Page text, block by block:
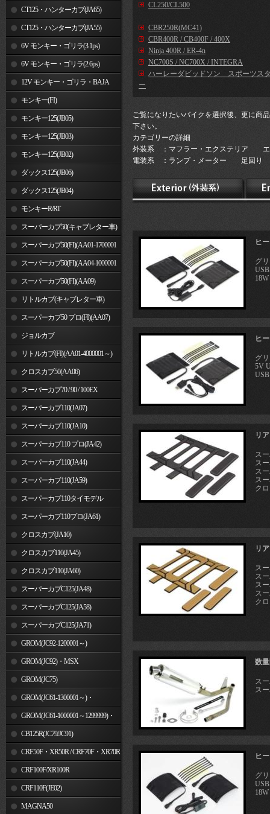
CT125・ハンターカブ(JA65)
CT125・ハンターカブ(JA55)
6V モンキー・ゴリラ(3.1ps)
6V モンキー・ゴリラ(2.6ps)
12V モンキー・ゴリラ・BAJA
モンキー(FI)
モンキー125(JB05)
モンキー125(JB03)
モンキー125(JB02)
ダックス125(JB06)
ダックス125(JB04)
モンキーR/RT
スーパーカブ50(キャブレター車)
スーパーカブ50(FI)(AA01-1700001
～) スーパーカブ50(FI)(AA04-1000001
～) スーパーカブ50(FI)(AA09)
リトルカブ(キャブレター車)
スーパーカブ50 プロ(FI)(AA07)
ジョルカブ
リトルカブ(FI)(AA01-4000001～)
クロスカブ50(AA06)
スーパーカブ70 / 90 / 100EX
スーパーカブ110(JA07)
スーパーカブ110(JA10)
スーパーカブ110 プロ(JA42)
スーパーカブ110(JA44)
スーパーカブ110(JA59)
スーパーカブ110タイモデル
(MLHJA56)
スーパーカブ110プロ(JA61)
クロスカブ(JA10)
クロスカブ110(JA45)
クロスカブ110(JA60)
スーパーカブC125(JA48)
スーパーカブC125(JA58)
スーパーカブC125(JA71)
GROM(JC92-1200001～)
GROM(JC92)・MSX
GROM(MLHJC92)
GROM(JC75)
GROM(JC61-1300001～)・
MSX125SF
GROM(JC61-1000001～1299999)・
MSX125CB125R(JC79/JC91)
CRF50F・XR50R / CRF70F・XR70R
CRF100F/XR100R
CRF110F(JE02)
MAGNA50
CL250/CL500
CBR250R(MC41)
CBR400R / CB400F / 400X
Ninja 400R / ER-4n
NC700S / NC700X / INTEGRA
ハーレーダビッドソン スポーツス
ー
ご覧になりたいバイクを選択後、更に商
下さい。
カテゴリーの詳細
外装系 ：マフラー・エクステリア エ
電装系 ：ランプ・メーター 足回り
ヒ
グ
ヒ
グ
5V
リ
ス
ス
ス
ス
ク
リ
ス
ス
ス
ス
ク
数
ス
ス
ヒ
グ